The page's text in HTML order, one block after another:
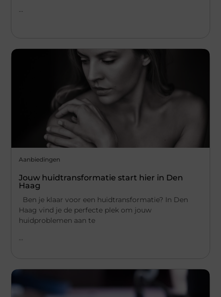
...
Aanbiedingen
Jouw huidtransformatie start hier in Den
Haag
Ben je klaar voor een huidtransformatie? In Den
Haag vind je de perfecte plek om jouw
huidproblemen aan te
...